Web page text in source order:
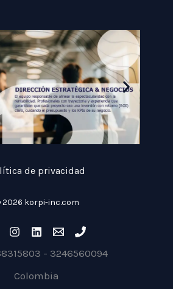
de privacidad
2026 korpi-inc.com
- 3246560094
Colombia